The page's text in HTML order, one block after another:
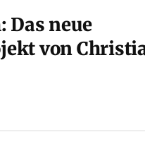
Das neue
von